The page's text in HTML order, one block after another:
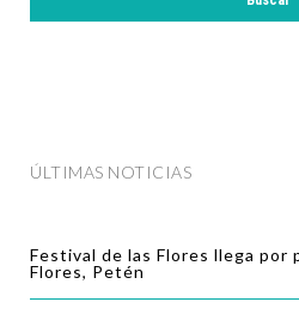
ÚLTIMAS NOTICIAS
Festival de las Flores llega por
Flores, Petén